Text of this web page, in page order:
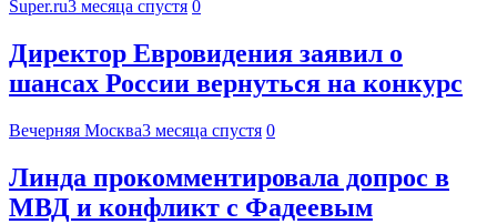
Super.ru3 месяца спустя 0
Директор Евровидения заявил о
шансах России вернуться на конкурс
Вечерняя Москва3 месяца спустя 0
Линда прокомментировала допрос в
МВД и конфликт с Фадеевым